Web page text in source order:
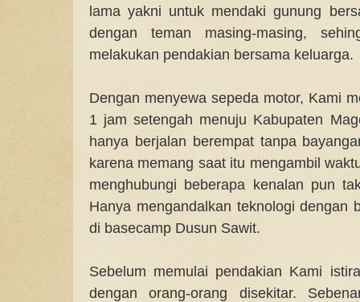
lama yakni untuk mendaki gunung
dengan teman masing-masing,
melakukan pendakian bersama keluarga.
Dengan menyewa sepeda motor, Kami
1 jam setengah menuju Kabupaten
hanya berjalan berempat tanpa
karena memang saat itu mengambil
menghubungi beberapa kenalan pun
Hanya mengandalkan teknologi dengan
di basecamp Dusun Sawit.
Sebelum memulai pendakian Kami
dengan orang-orang disekitar.